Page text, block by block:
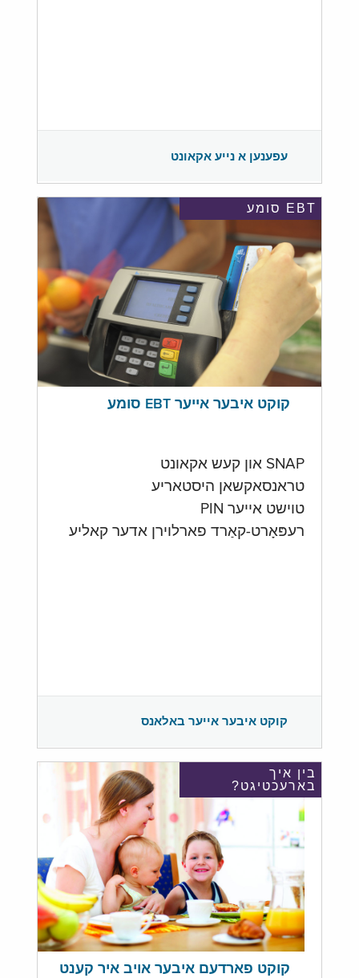
עפענען א נייע אקאונט
EBT סומע
קוקט איבער אייער EBT סומע
SNAP און קעש אקאונט
טראנסאקשאן היסטאריע
טוישט אייער PIN
רעפּאָרט-קאַרד פארלוירן אדער קאליע
קוקט איבער אייער באלאנס
בין איך
בארעכטיגט?
קוקט פארדעם איבער אויב איר קענט